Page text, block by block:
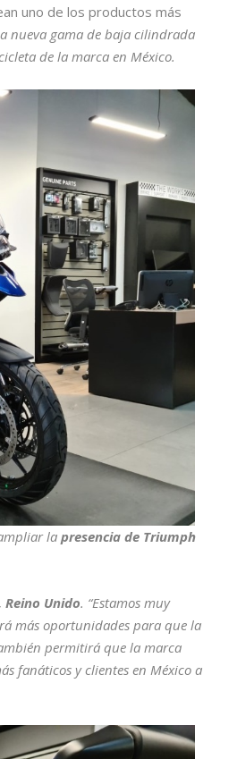
uno de los productos más
nueva gama de baja cilindrada
de la marca en México.
lapresencia de Triumph
Unido. “Estamos muy
más oportunidades para que la
permitirá que la marca
fanáticos y clientes en México a